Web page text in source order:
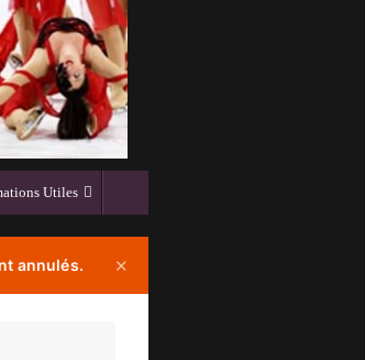
Utiles
annulés. ✕